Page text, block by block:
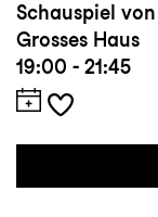
Schauspiel
Grosses Haus
19:00 - 21:45